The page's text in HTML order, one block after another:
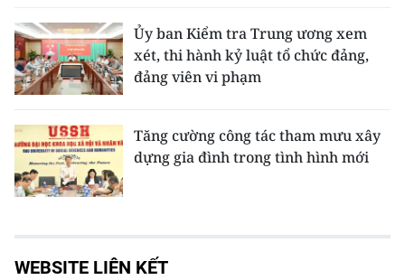
Ủy ban Kiểm tra Trung ương xem
xét, thi hành kỷ luật tổ chức đảng,
đảng viên vi phạm
Tăng cường công tác tham mưu xây
dựng gia đình trong tình hình mới
WEBSITE LIÊN KẾT